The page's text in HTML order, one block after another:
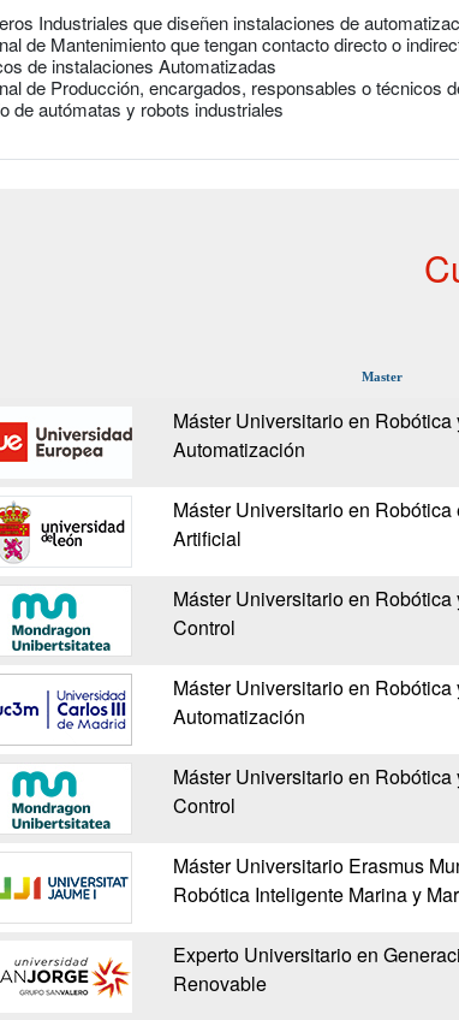
Industriales que diseñen instalaciones de
de Mantenimiento que tengan contacto directo o
de instalaciones Automatizadas
de Producción, encargados, responsables o técnicos
de autómatas y robots industriales
Master
Máster Universitario en Robótica
Automatización
Máster Universitario en
Artificial
Máster Universitario en Robótica
Control
Máster Universitario en Robótica
Automatización
Máster Universitario en Robótica
Control
Máster Universitario Erasmus
Robótica Inteligente Marina y
Experto Universitario en
Renovable